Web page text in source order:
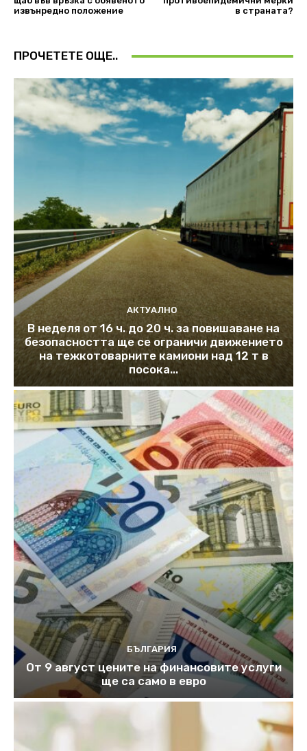
извънредно положение
в страната?
ПРОЧЕТЕТЕ ОЩЕ..
АКТУАЛНО
В неделя от 16 ч. до 20 ч. за повишаване на
безопасността ще се ограничи движението
на тежкотоварните камиони над 12 т в
посока...
БЪЛГАРИЯ
От 9 август цените на финансовите услуги
ще са само в евро